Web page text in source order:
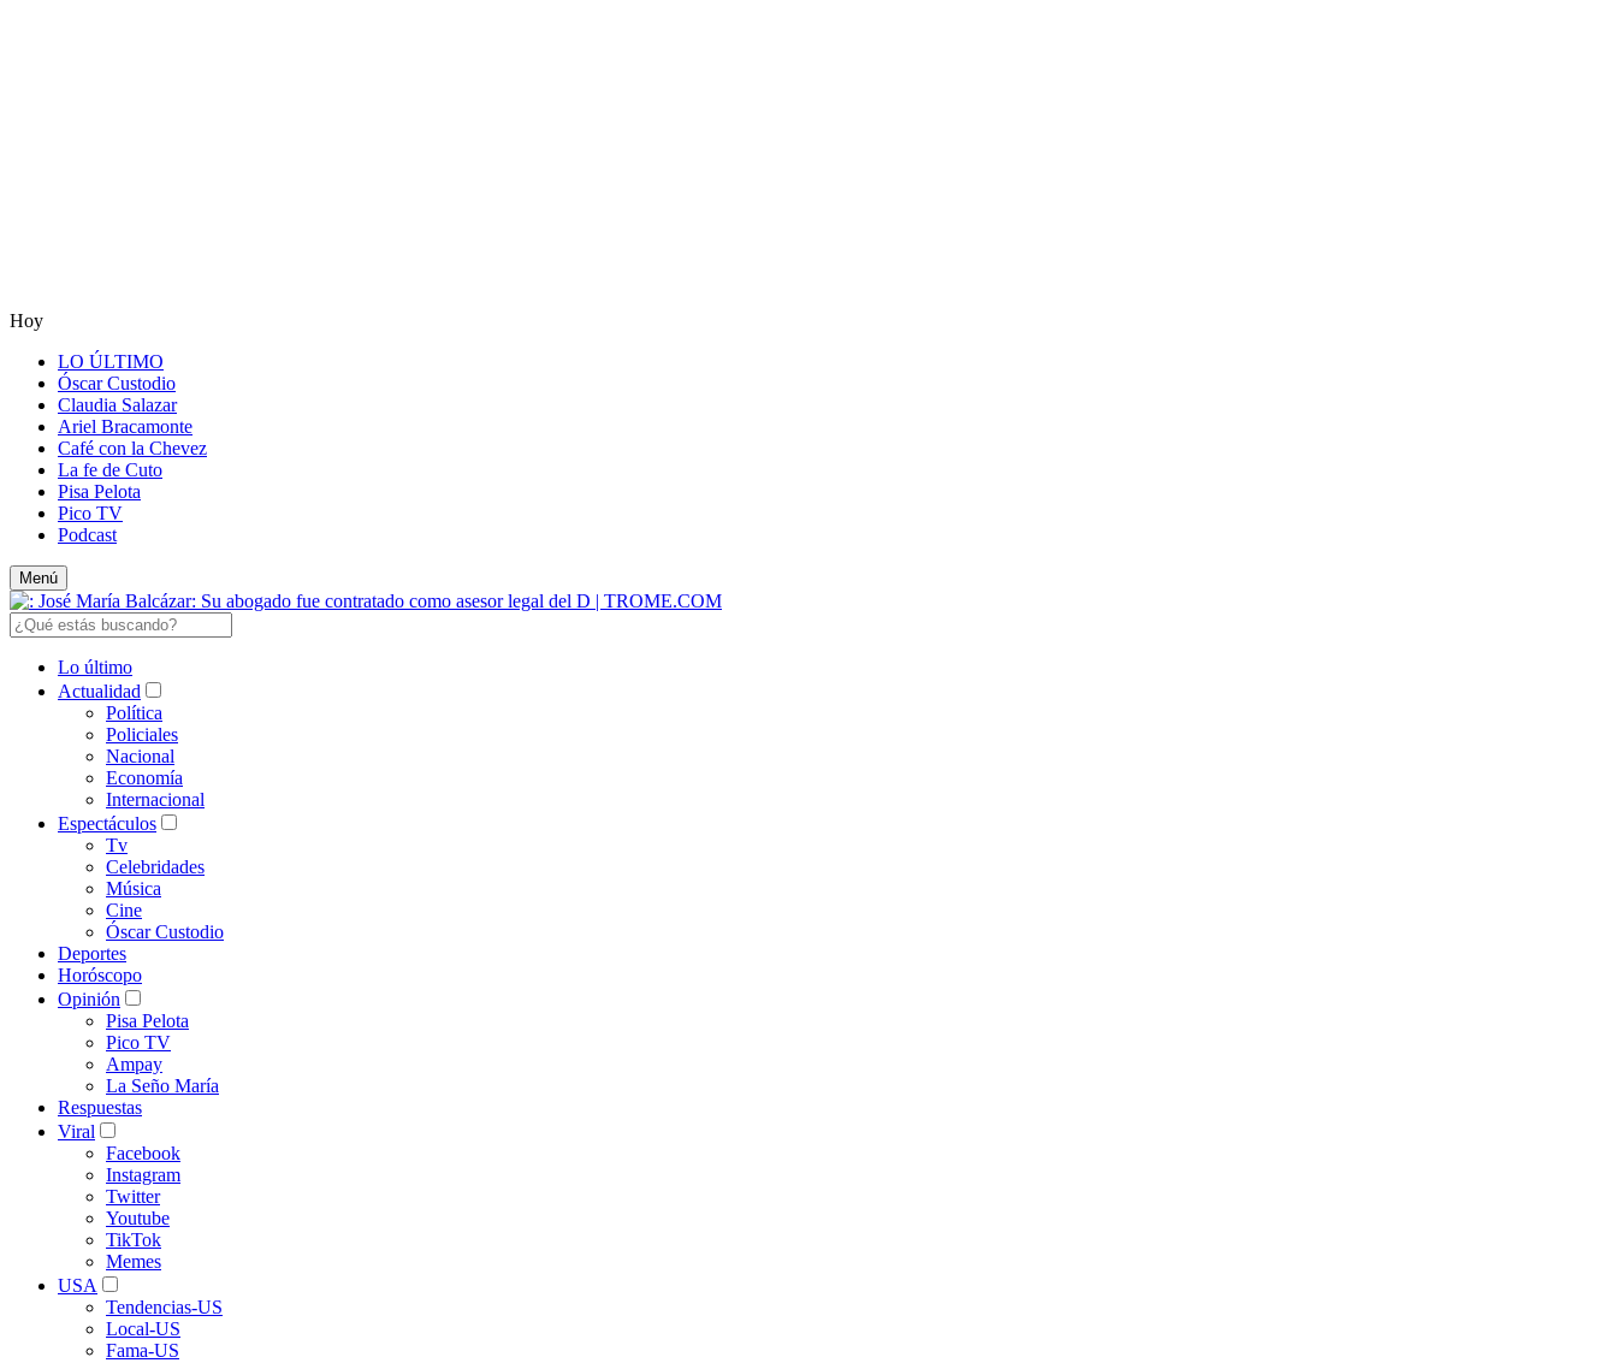
Hoy
LO ÚLTIMO
Óscar Custodio
Claudia Salazar
Ariel Bracamonte
Café con la Chevez
La fe de Cuto
Pisa Pelota
Pico TV
Podcast
Menú
Lo último
Actualidad
Política
Policiales
Nacional
Economía
Internacional
Espectáculos
Tv
Celebridades
Música
Cine
Óscar Custodio
Deportes
Horóscopo
Opinión
Pisa Pelota
Pico TV
Ampay
La Seño María
Respuestas
Viral
Facebook
Instagram
Twitter
Youtube
TikTok
Memes
USA
Tendencias-US
Local-US
Fama-US